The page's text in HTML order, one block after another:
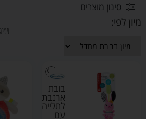
סינון מוצרים
מיון לפי:
מציג
בובת
ארנבת
לתלייה
עם